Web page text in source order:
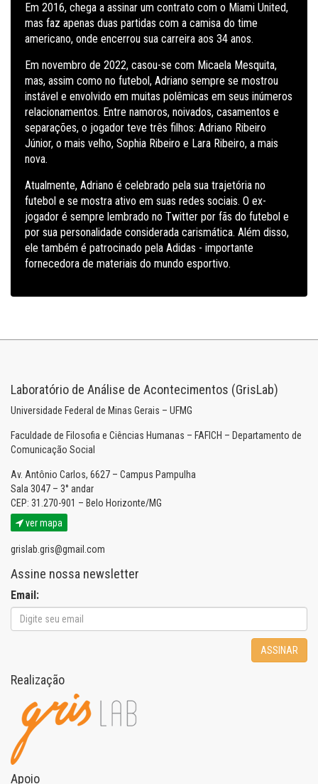
Em 2016, chega a assinar um contrato com o Miami United,
mas faz apenas duas partidas com a camisa do time
americano, onde encerrou sua carreira aos 34 anos.
Em novembro de 2022, casou-se com Micaela Mesquita,
mas, assim como no futebol, Adriano sempre se mostrou
instável e envolvido em muitas polêmicas em seus inúmeros
relacionamentos. Entre namoros, noivados, casamentos e
separações, o jogador teve três filhos: Adriano Ribeiro
Júnior, o mais velho, Sophia Ribeiro e Lara Ribeiro, a mais
nova.
Atualmente, Adriano é celebrado pela sua trajetória no
futebol e se mostra ativo em suas redes sociais. O ex-
jogador é sempre lembrado no Twitter por fãs do futebol e
por sua personalidade considerada carismática. Além disso,
ele também é patrocinado pela Adidas - importante
fornecedora de materiais do mundo esportivo.
Laboratório de Análise de Acontecimentos (GrisLab)
Universidade Federal de Minas Gerais – UFMG
Faculdade de Filosofia e Ciências Humanas – FAFICH – Departamento de
Comunicação Social
Av. Antônio Carlos, 6627 – Campus Pampulha
Sala 3047 – 3° andar
CEP: 31.270-901 – Belo Horizonte/MG
ver mapa
grislab.gris@gmail.com
Assine nossa newsletter
Email:
ASSINAR
Realização
Apoio